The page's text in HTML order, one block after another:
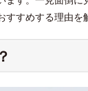
すめする理由を